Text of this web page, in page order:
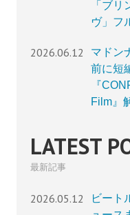
「ブリ
ヴ」フ
2026.06.12
マドン
前に短
『
Film』
LATEST
最新記事
2026.05.12
ビート